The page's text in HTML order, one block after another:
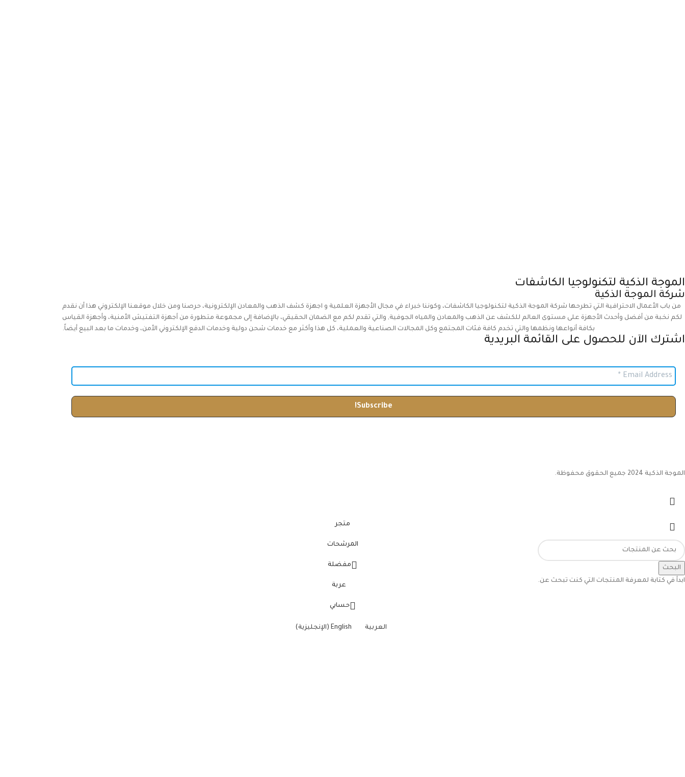
الموجة الذكية لتكنولوجيا الكاشفات
شركة الموجة الذكية
من باب الأعمال الاحترافية التي تطرحها شركة الموجة الذكية لتكنولوجيا الكاشفات، وكوننا خبراء في مجال الأجهزة العلمية و اجهزة كشف الذهب والمعادن الإلكترونية، حرصنا ومن خلال موقعنا الإلكتروني هذا أن نقدم
لكم نخبة من أفضل وأحدث الأجهزة على مستوى العالم للكشف عن الذهب والمعادن والمياه الجوفية, والتي تقدم لكم مع الضمان الحقيقي، بالإضافة إلى مجموعة متطورة من أجهزة التفتيش الأمنية، وأجهزة القياس
بكافة أنواعها ونظمها والتي تخدم كافة فئات المجتمع وكل المجالات الصناعية والعملية، كل هذا وأكثر مع خدمات شحن دولية وخدمات الدفع الإلكتروني الأمن، وخدمات ما بعد البيع أيضاً.
اشترك الآن للحصول على القائمة البريدية
الموجة الذكية 2024 جميع الحقوق محفوظة.
البحث
ابدأ في كتابة لمعرفة المنتجات التي كنت تبحث عن.
متجر
المرشحات
مفضلة
عربة
حسابي
العربية English
(الإنجليزية)